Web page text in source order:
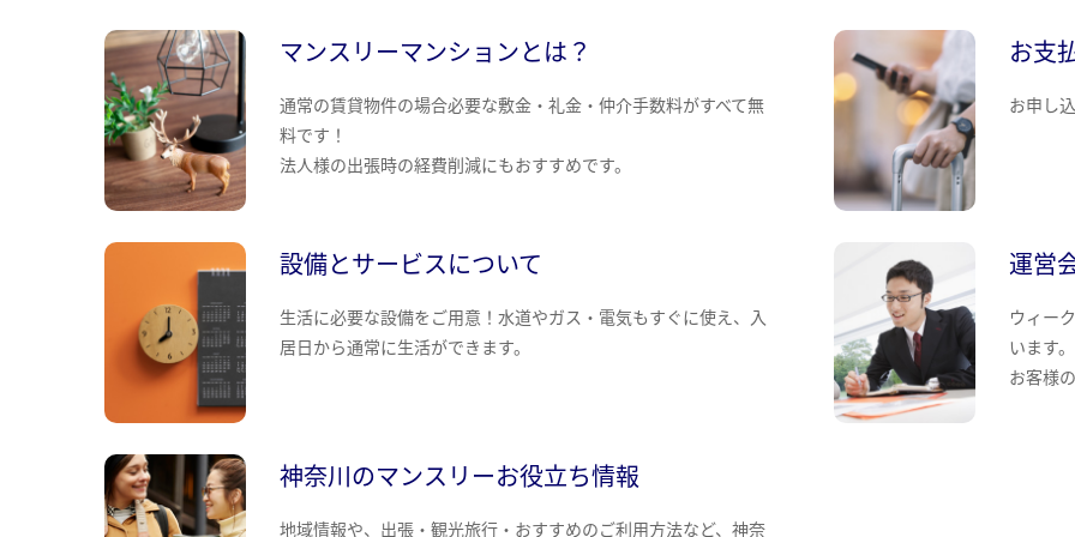
マンスリーマンションとは？
通常の賃貸物件の場合必要な敷金・礼金・仲介手数料がすべて無
料です！
法人様の出張時の経費削減にもおすすめです。
お支
お申し
設備とサービスについて
生活に必要な設備をご用意！水道やガス・電気もすぐに使え、入
居日から通常に生活ができます。
運営
ウィー
います。
お客様
神奈川のマンスリーお役立ち情報
地域情報や、出張・観光旅行・おすすめのご利用方法など、神奈